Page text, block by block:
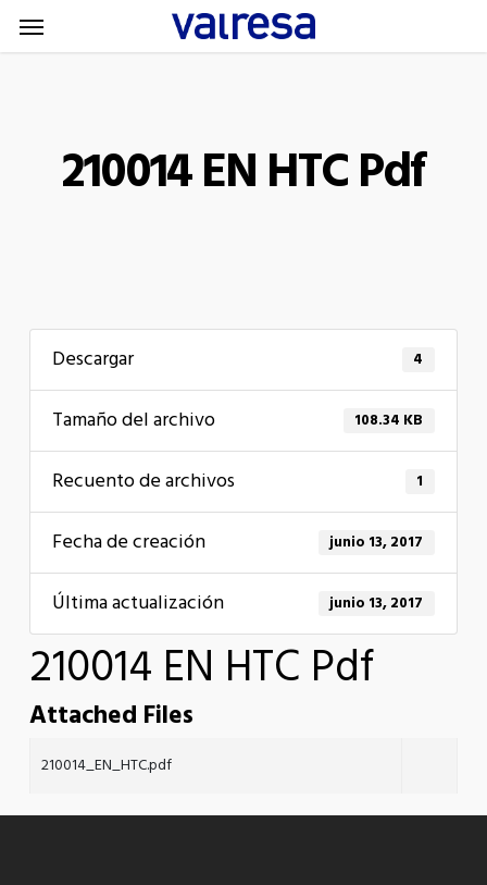
Skip
to
Menu
210014 EN HTC Pdf
Descargar 4
Tamaño del archivo 108.34 KB
Recuento de archivos 1
Fecha de creación junio 13, 2017
Última actualización junio 13, 2017
210014 EN HTC Pdf
Attached Files
210014_EN_HTC.pdf
Menu